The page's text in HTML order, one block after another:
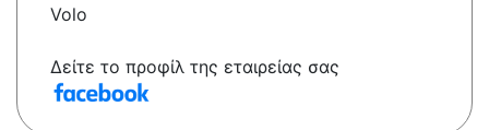
Volo
Δείτε το προφίλ της εταιρείας σας